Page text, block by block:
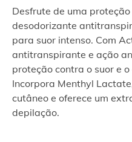
Desfrute de uma
desodorizante
para suor intenso. Com
antitranspirante e ação
proteção contra o suor e
Incorpora Menthyl
cutâneo e oferece um
depilação.